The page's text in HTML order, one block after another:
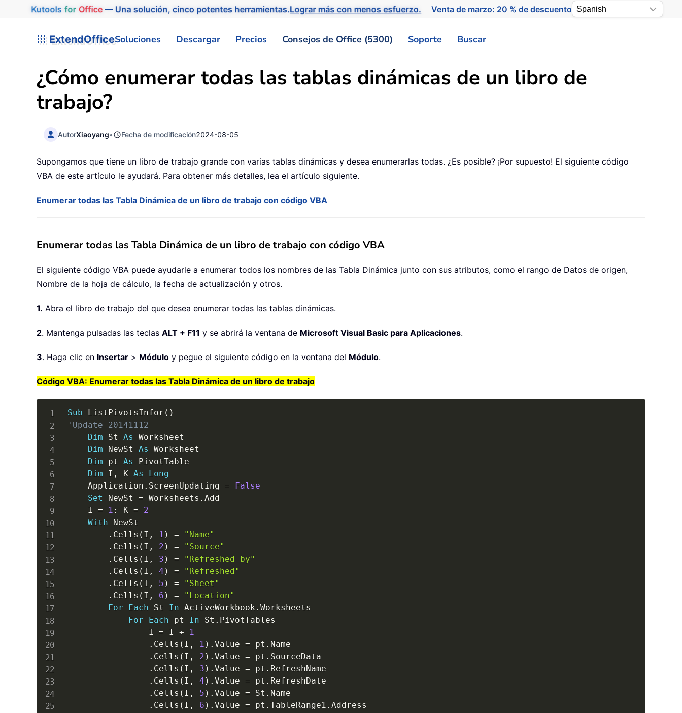
Kutools for Office— Una solución, cinco potentes herramientas.Lograr más con menos esfuerzo. Venta de marzo: 20 % de descuento
ExtendOfficeSoluciones Descargar Precios Consejos de Office (5300) Soporte Buscar
¿Cómo enumerar todas las tablas dinámicas de un libro de
trabajo?
AutorXiaoyang• Fecha de modificación2024-08-05
Supongamos que tiene un libro de trabajo grande con varias tablas dinámicas y desea enumerarlas todas. ¿Es posible? ¡Por supuesto! El siguiente código
VBA de este artículo le ayudará. Para obtener más detalles, lea el artículo siguiente.
Enumerar todas las Tabla Dinámica de un libro de trabajo con código VBA
Enumerar todas las Tabla Dinámica de un libro de trabajo con código VBA
El siguiente código VBA puede ayudarle a enumerar todos los nombres de las Tabla Dinámica junto con sus atributos, como el rango de Datos de origen,
Nombre de la hoja de cálculo, la fecha de actualización y otros.
1. Abra el libro de trabajo del que desea enumerar todas las tablas dinámicas.
2. Mantenga pulsadas las teclas ALT + F11 y se abrirá la ventana de Microsoft Visual Basic para Aplicaciones.
3. Haga clic en Insertar > Módulo y pegue el siguiente código en la ventana del Módulo.
Código VBA: Enumerar todas las Tabla Dinámica de un libro de trabajo
Sub ListPivotsInfor ( )
'Update 20141112
Dim St As Worksheet
Dim NewSt As Worksheet
Dim pt As PivotTable
Dim I , K As
Long
    Application
. ScreenUpdating =
False
Set NewSt = Worksheets . Add
    I
= 1 : K =
2
With NewSt
. Cells ( I , 1 ) =
"Name"
. Cells ( I , 2 ) =
"Source"
. Cells ( I , 3 ) =
"Refreshed by"
. Cells ( I , 4 ) =
"Refreshed"
. Cells ( I , 5 ) =
"Sheet"
. Cells ( I , 6 ) =
"Location"
For
Each St In ActiveWorkbook . Worksheets
For
Each pt In St . PivotTables
                I
= I +
1
. Cells ( I , 1 ) . Value = pt . Name
. Cells ( I , 2 ) . Value = pt . SourceData
. Cells ( I , 3 ) . Value = pt . RefreshName
. Cells ( I , 4 ) . Value = pt . RefreshDate
. Cells ( I , 5 ) . Value = St . Name
. Cells ( I , 6 ) . Value = pt . TableRange1 . Address